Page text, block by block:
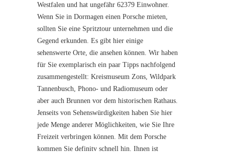
Westfalen und hat ungefähr 62379 Einwohner.
Wenn Sie in Dormagen einen Porsche mieten,
sollten Sie eine Spritztour unternehmen und die
Gegend erkunden. Es gibt hier einige
sehenswerte Orte, die ansehen können. Wir haben
für Sie exemplarisch ein paar Tipps nachfolgend
zusammengestellt: Kreismuseum Zons, Wildpark
Tannenbusch, Phono- und Radiomuseum oder
aber auch Brunnen vor dem historischen Rathaus.
Jenseits von Sehenswürdigkeiten haben Sie hier
jede Menge anderer Möglichkeiten, wie Sie Ihre
Freizeit verbringen können. Mit dem Porsche
kommen Sie definitv schnell hin. Ihnen ist